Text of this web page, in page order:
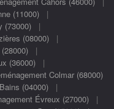
(11000)|
(73000) |
(08000) |
|
(36000) |
Colmar (68000)
(04000)|
Évreux (27000)|